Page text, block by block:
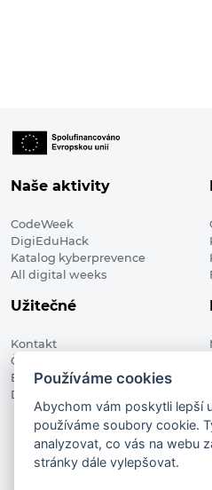
Naše aktivity
CodeWeek
DigiEduHack
Katalog kyberprevence
All digital weeks
Užitečné
Kontakt
Členské organizace
Blog
Digitalizace ve vzdělávání
DigiKoalice 2021.
Vstup do
Používáme cookies
Abychom vám poskytli lepší
používáme soubory cookie.
analyzovat, co vás na webu
stránky dále vylepšovat.